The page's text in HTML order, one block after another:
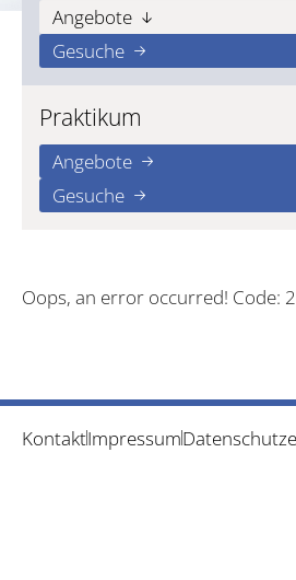
Angebote
Gesuche
Praktikum
Angebote
Gesuche
Oops, an error occurred! Code:
KontaktImpressum